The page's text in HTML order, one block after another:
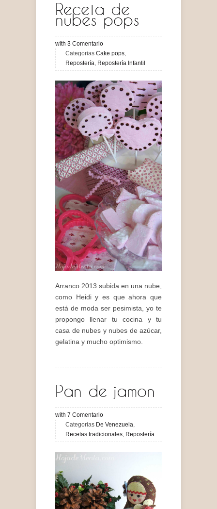
Receta de
nubes pops
with 3 Comentario
Categorias Cake pops,
Repostería, Repostería Infantil
Arranco 2013 subida en una nube,
como Heidi y es que ahora que
está de moda ser pesimista, yo te
propongo llenar tu cocina y tu
casa de nubes y nubes de azúcar,
gelatina y mucho optimismo.
Pan de jamon
with 7 Comentario
Categorias De Venezuela,
Recetas tradicionales, Repostería